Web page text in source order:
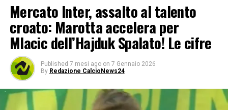
Mercato Inter, assalto al talento
croato: Marotta accelera per
Mlacic dell’Hajduk Spalato! Le cifre
Published 7 mesi ago on 7 Gennaio 2026
By Redazione CalcioNews24